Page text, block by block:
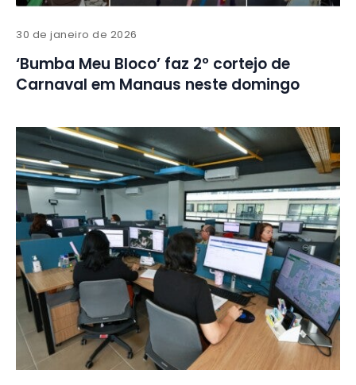
30 de janeiro de 2026
‘Bumba Meu Bloco’ faz 2º cortejo de
Carnaval em Manaus neste domingo